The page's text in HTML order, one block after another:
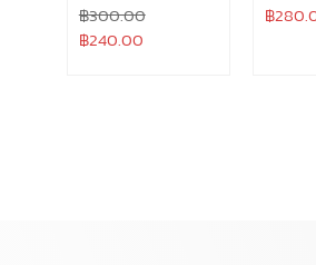
฿300.00
฿240.00
฿